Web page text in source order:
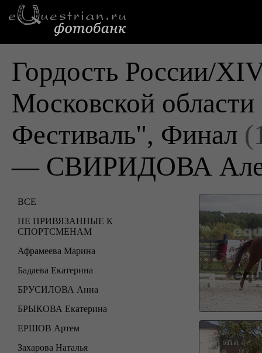
Гордость России/
Московской
Фестиваль", Финал
— СВИРИДОВА
ВСЕ
НЕ ПРИВЯЗАННЫЕ К
СПОРТСМЕНАМ
Афрамеева Марина
Бадаева Екатерина
БРУСИЛОВА Анна
БРЫКОВА Екатерина
ЕРШОВ Артем
Захарова Наталья